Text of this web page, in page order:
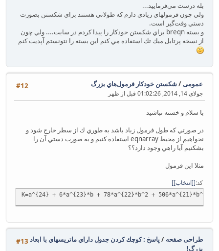
بله درست مي‌فرماييد...
ولي چون فرمولهاي زيادي دارم كه طولاني هستند براي شكستن بصورت
دستي وقت‌گير است.
و بسته breqn براي شكستن خودكار را پيدا كردم در سايت.... ولي چون
از نسخه پرتابل ميك تك استفاده مي كنم اين بسته را نتونستم آپديت كنم
#12 عمومی/شكستن خودكار فرمول‌هاي بزرگ
جولای 14, 2014, 01:02:26 قبل از ظهر
با سلام و خسته نباشيد
در صورتي كه طول فرمول زياد باشد به طوري ك از سطر خارج شود و
نخواهيم از محيط eqnarray استفاده كنيم و به صورت دستي آن را
بشكنيم آيا راهي وجود دارد؟؟
مثلا اين فرمول
کد [انتخاب]
K=a^‎{‎24‎}‎ + 6*a^‎{‎23‎}‎*b + 78*a^‎{‎22‎}‎*b^2 + 506*a^‎{‎21‎}‎*b^3 +
#13 طراحی صفحه / پاسخ : كوچك كردن جدول داراي ماتريسهاي با ابعاد
بزرگ!